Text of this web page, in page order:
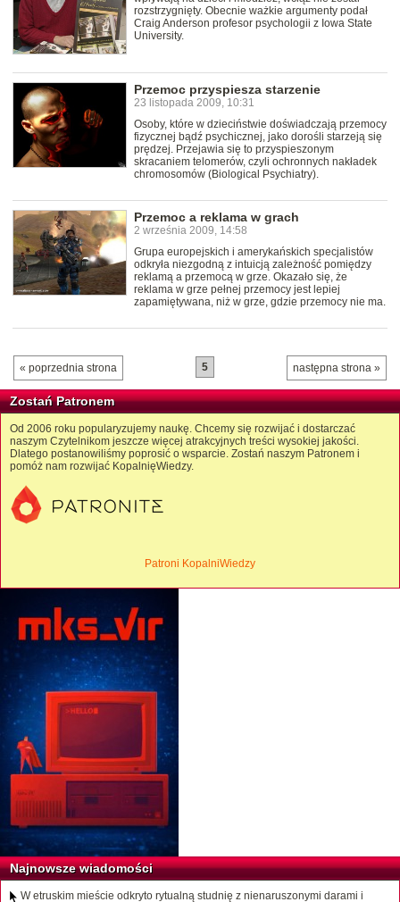
rozstrzygnięty. Obecnie ważkie argumenty podał
Craig Anderson profesor psychologii z Iowa State
University.
Przemoc przyspiesza starzenie
23 listopada 2009, 10:31
Osoby, które w dzieciństwie doświadczają przemocy
fizycznej bądź psychicznej, jako dorośli starzeją się
prędzej. Przejawia się to przyspieszonym
skracaniem telomerów, czyli ochronnych nakładek
chromosomów (Biological Psychiatry).
Przemoc a reklama w grach
2 września 2009, 14:58
Grupa europejskich i amerykańskich specjalistów
odkryła niezgodną z intuicją zależność pomiędzy
reklamą a przemocą w grze. Okazało się, że
reklama w grze pełnej przemocy jest lepiej
zapamiętywana, niż w grze, gdzie przemocy nie ma.
« poprzednia strona następna strona »
5
Zostań Patronem
Od 2006 roku popularyzujemy naukę. Chcemy się rozwijać i dostarczać
naszym Czytelnikom jeszcze więcej atrakcyjnych treści wysokiej jakości.
Dlatego postanowiliśmy poprosić o wsparcie. Zostań naszym Patronem i
pomóż nam rozwijać KopalnięWiedzy.
Patroni KopalniWiedzy
Najnowsze wiadomości
W etruskim mieście odkryto rytualną studnię z nienaruszonymi darami i